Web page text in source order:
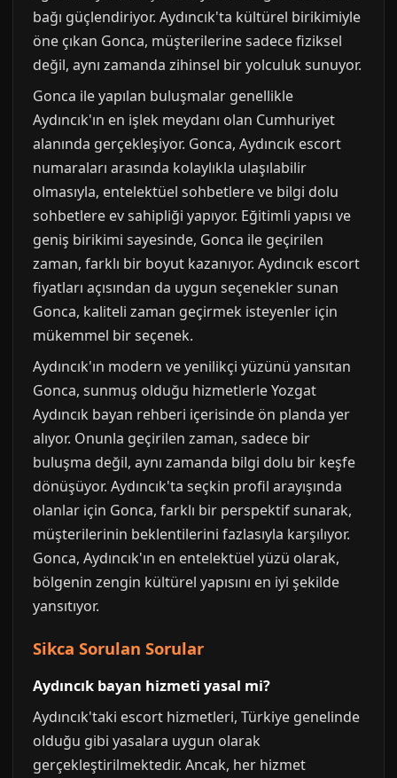
bağı güçlendiriyor. Aydıncık'ta kültürel birikimiyle
öne çıkan Gonca, müşterilerine sadece fiziksel
değil, aynı zamanda zihinsel bir yolculuk sunuyor.
Gonca ile yapılan buluşmalar genellikle
Aydıncık'ın en işlek meydanı olan Cumhuriyet
alanında gerçekleşiyor. Gonca, Aydıncık escort
numaraları arasında kolaylıkla ulaşılabilir
olmasıyla, entelektüel sohbetlere ve bilgi dolu
sohbetlere ev sahipliği yapıyor. Eğitimli yapısı ve
geniş birikimi sayesinde, Gonca ile geçirilen
zaman, farklı bir boyut kazanıyor. Aydıncık escort
fiyatları açısından da uygun seçenekler sunan
Gonca, kaliteli zaman geçirmek isteyenler için
mükemmel bir seçenek.
Aydıncık'ın modern ve yenilikçi yüzünü yansıtan
Gonca, sunmuş olduğu hizmetlerle Yozgat
Aydıncık bayan rehberi içerisinde ön planda yer
alıyor. Onunla geçirilen zaman, sadece bir
buluşma değil, aynı zamanda bilgi dolu bir keşfe
dönüşüyor. Aydıncık'ta seçkin profil arayışında
olanlar için Gonca, farklı bir perspektif sunarak,
müşterilerinin beklentilerini fazlasıyla karşılıyor.
Gonca, Aydıncık'ın en entelektüel yüzü olarak,
bölgenin zengin kültürel yapısını en iyi şekilde
yansıtıyor.
Sikca Sorulan Sorular
Aydıncık bayan hizmeti yasal mi?
Aydıncık'taki escort hizmetleri, Türkiye genelinde
olduğu gibi yasalara uygun olarak
gerçekleştirilmektedir. Ancak, her hizmet